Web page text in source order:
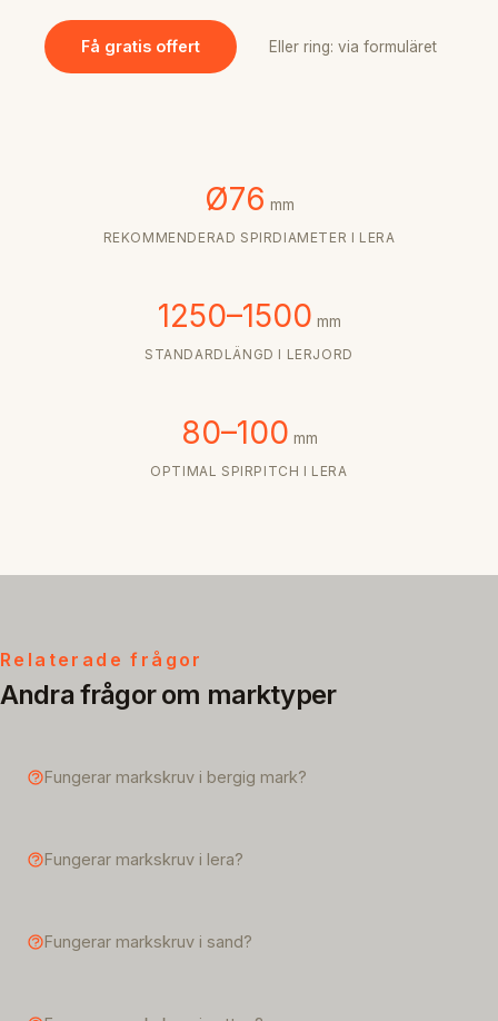
Få gratis offert Eller ring: via formuläret
Ø76 mm
REKOMMENDERAD SPIRDIAMETER I LERA
1250–1500 mm
STANDARDLÄNGD I LERJORD
80–100 mm
OPTIMAL SPIRPITCH I LERA
Relaterade frågor
Andra frågor om marktyper
Fungerar markskruv i bergig mark?
Fungerar markskruv i lera?
Fungerar markskruv i sand?